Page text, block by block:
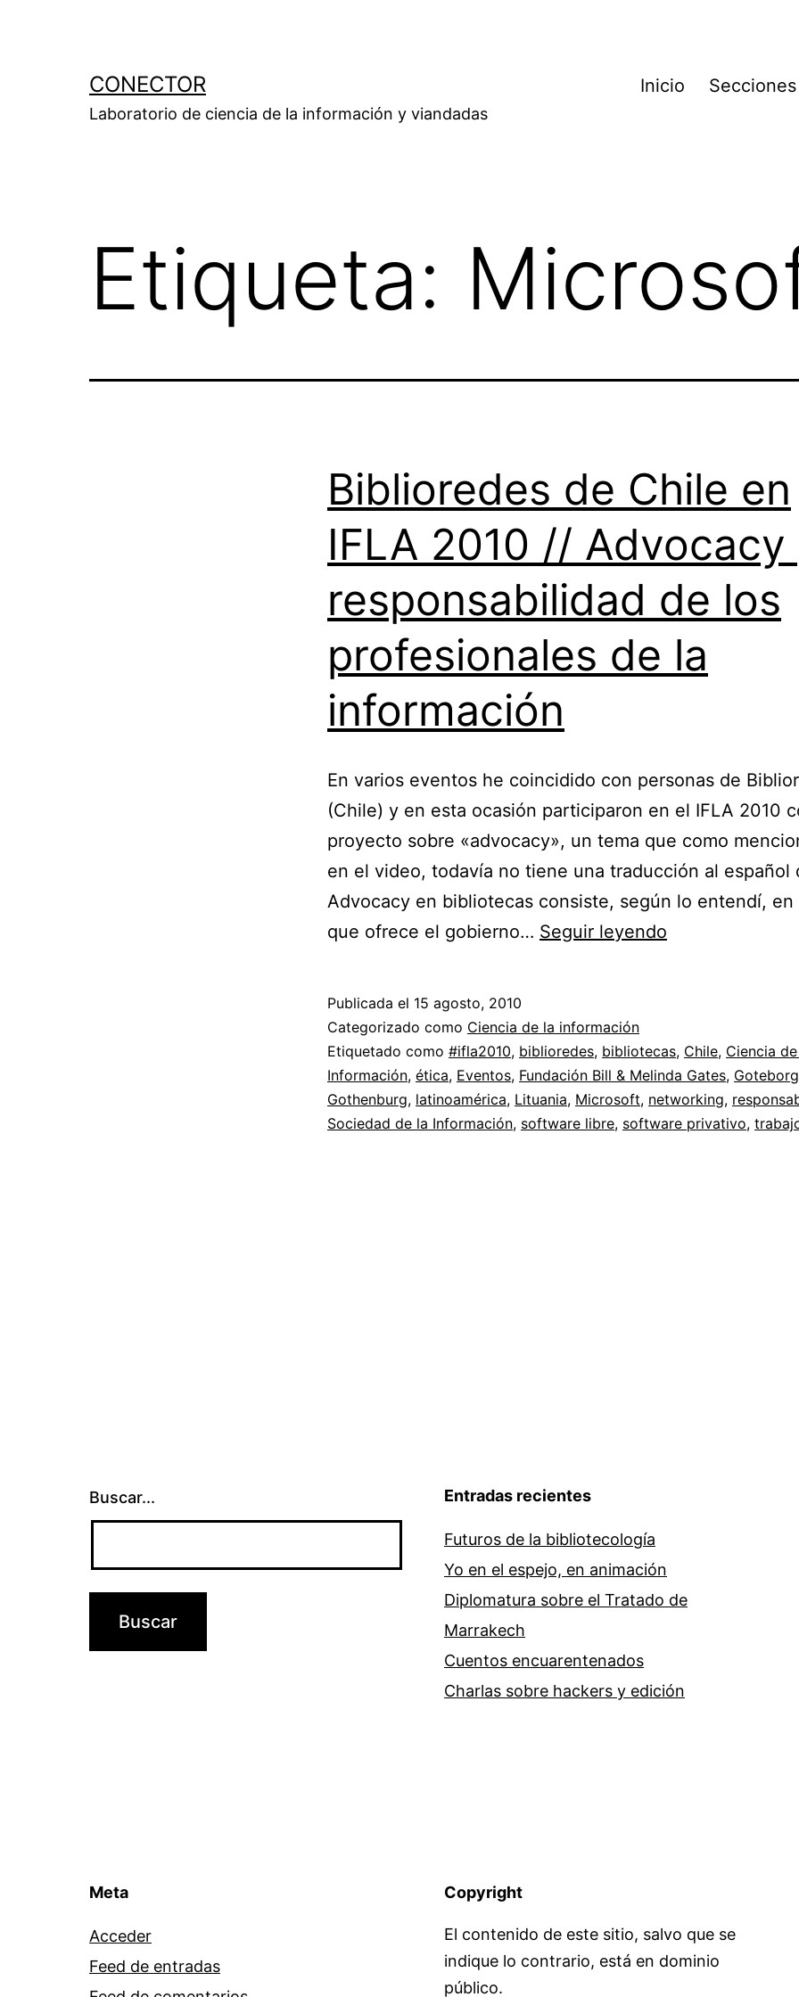
CONECTOR
Laboratorio de ciencia de la información y viandadas
Inicio Secciones
Etiqueta:
Biblioredes de Chile en
IFLA 2010 // Advocacy
responsabilidad de los
profesionales de la
información
En varios eventos he coincidido con personas de
(Chile) y en esta ocasión participaron en el IFLA 2010
proyecto sobre «advocacy», un tema que como
en el video, todavía no tiene una traducción al español
Advocacy en bibliotecas consiste, según lo entendí, en
que ofrece el gobierno… Seguir leyendo
IFLA
2010
//
Publicada el 15 agosto, 2010
Categorizado como Ciencia de la información
Etiquetado como #ifla2010, biblioredes, bibliotecas, Chile, Ciencia
Información, ética, Eventos, Fundación Bill & Melinda Gates, Goteborg
Gothenburg, latinoamérica, Lituania, Microsoft, networking,
Sociedad de la Información, software libre, software privativo,
Buscar... Entradas recientes
Futuros de la bibliotecología
Yo en el espejo, en animación
Diplomatura sobre el Tratado de
Marrakech
Cuentos encuarentenados
Charlas sobre hackers y edición
Meta
Acceder
Feed de entradas
Copyright
El contenido de este sitio, salvo que se
indique lo contrario, está en dominio
público.